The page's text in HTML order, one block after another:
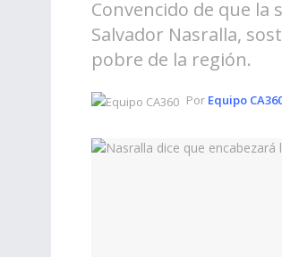
Convencido de que la
Salvador Nasralla,
pobre de la región.
Por Equipo